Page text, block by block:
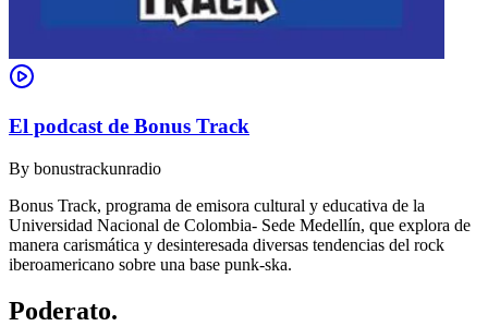
El podcast de Bonus Track
By bonustrackunradio
Bonus Track, programa de emisora cultural y educativa de la
Universidad Nacional de Colombia- Sede Medellín, que explora de
manera carismática y desinteresada diversas tendencias del rock
iberoamericano sobre una base punk-ska.
Poderato.